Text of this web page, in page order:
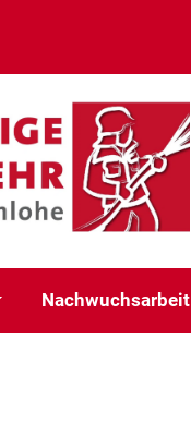
Nachwuchsarbeit